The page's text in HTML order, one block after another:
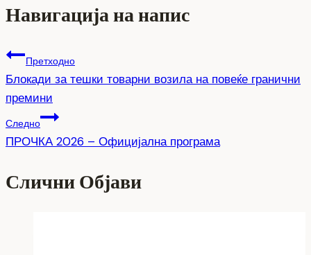
Навигација на напис
Претходно
Блокади за тешки товарни возила на повеќе гранични
премини
Следно
ПРОЧКА 2026 – Официјална програма
Слични Објави